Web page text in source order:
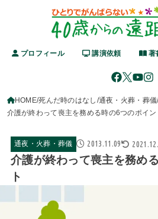
プロフィール 講演依頼 著
HOME 死んだ時のはなし 通夜・火葬・葬儀
介護が終わって喪主を務める時の6つのポイン
通夜・火葬・葬儀 2013.11.09
介護が終わって喪主を務め
ト